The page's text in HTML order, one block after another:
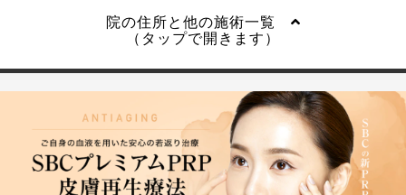
院の住所と他の施術一覧
（タップで開きます）